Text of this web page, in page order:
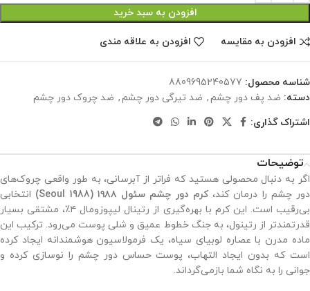
افزودن به سبد خرید
افزودن به مقایسه افزودن به علاقه مندی
شناسه محصول: 8809695240577
دسته: ضد پف دور چشم, ضد تیرگی دور چشم, ضد چروک دور چشم
اشتراک گذاری:
توضیحات
اگر به دنبال محصولی هستید که فراتر از آبرسانی، به طور واقعی چروک‌های
دور چشم را درمان کند،کرم دور چشم سئول ۱۹۸۸ (Seoul 1988)
انتخابی
بی‌رقیب است. این کرم با بهره‌گیری از رتینال لیپوزومال ۴٪، مشتقی بسیار
قدرتمندتر از رتینول، به جنگ خطوط عمیق و شلی پوست می‌رود. ترکیب این
ماده مدرن با عصاره لوبیای سیاه، یک فرمولاسیون هوشمندانه ایجاد کرده
است که بدون ایجاد التهاب، پوست حساس دور چشم را نوسازی کرده و
جوانی را به نگاه شما بازمی‌گرداند.